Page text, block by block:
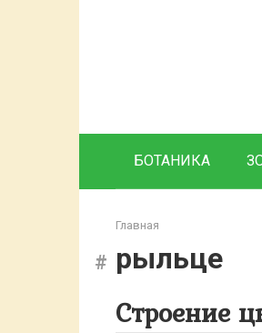
БОТАНИКА
Главная
рыльце
Строение